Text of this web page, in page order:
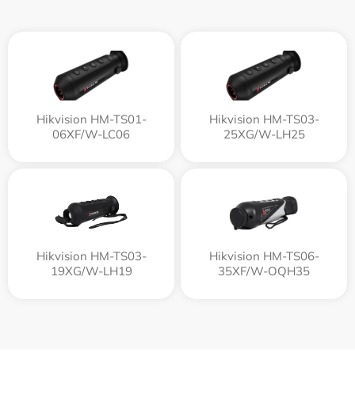
Hikvision HM-TS01-
06XF/W-LC06
Hikvision HM-TS03-
25XG/W-LH25
Hikvision HM-TS03-
19XG/W-LH19
Hikvision HM-TS06-
35XF/W-OQH35